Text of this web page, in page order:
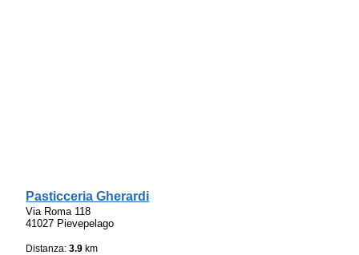
Pasticceria Gherardi
Via Roma 118
41027 Pievepelago
Distanza:3.9 km